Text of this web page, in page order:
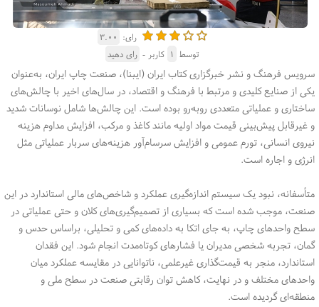
رای: ۳.۰۰
توسط ۱ کاربر - رای دهید
سرویس فرهنگ و نشر خبرگزاری کتاب ایران (ایبنا)، صنعت چاپ ایران، به‌عنوان
یکی از صنایع کلیدی و مرتبط با فرهنگ و اقتصاد، در سال‌های اخیر با چالش‌های
ساختاری و عملیاتی متعددی روبه‌رو بوده است. این چالش‌ها شامل نوسانات شدید
و غیرقابل پیش‌بینی قیمت مواد اولیه مانند کاغذ و مرکب، افزایش مداوم هزینه
نیروی انسانی، تورم عمومی و افزایش سرسام‌آور هزینه‌های سربار عملیاتی مثل
انرژی و اجاره است.
متأسفانه، نبود یک سیستم اندازه‌گیری عملکرد و شاخص‌های مالی استاندارد در این
صنعت، موجب شده است که بسیاری از تصمیم‌گیری‌های کلان و حتی عملیاتی در
سطح واحدهای چاپ، به جای اتکا به داده‌های کمی و تحلیلی، براساس حدس و
گمان، تجربه شخصی مدیران یا فشارهای کوتاه‌مدت انجام شود. این فقدان
استاندارد، منجر به قیمت‌گذاری غیرعلمی، ناتوانایی در مقایسه عملکرد میان
واحدهای مختلف و در نهایت، کاهش توان رقابتی صنعت در سطح ملی و
منطقه‌ای گردیده است.